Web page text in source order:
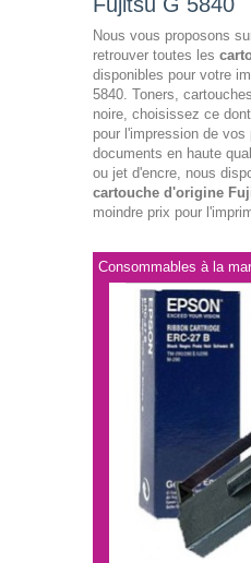
Nous vous proposons
retrouver toutes les
disponibles pour votre
5840. Toners,
noire, choisissez ce
pour l'impression de vos
documents en haute
ou jet d'encre, nous
cartouche d'origine
moindre prix pour
Consommables à la